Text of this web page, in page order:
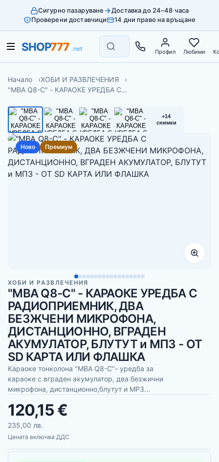
Сигурно пазаруване
Доставка до 24–48 часа
Проверени доставчици
14 дни право на връщане
Профил Любими
Начало
ХОБИ И РАЗВЛЕЧЕНИЯ
"MBA Q8-C" - КАРАОКЕ УРЕДБА С…
+14
снимки
Ново Премиум
ХОБИ И РАЗВЛЕЧЕНИЯ
"MBA Q8-C" - КАРАОКЕ УРЕДБА С
РАДИОПРИЕМНИК, ДВА
БЕЗЖЧЕНИ МИКРОФОНА,
ДИСТАНЦИОННО, ВГРАДЕН
АКУМУЛАТОР, БЛУТУТ и МП3 - ОТ
SD КАРТА ИЛИ ФЛАШКА
Караоке тонколона "MBA Q8-C"- уредба за
караоке с вграден акумулатор, два безжични
микрофона, дистанционно,блутут и МР3...
120,15 €
235,00 лв.
Цената включва ДДС